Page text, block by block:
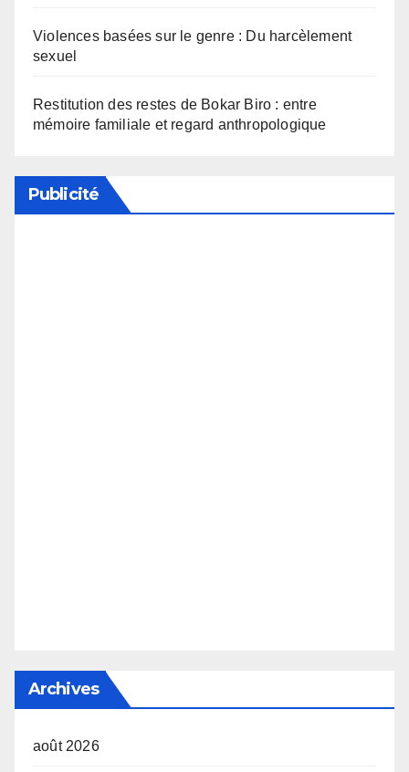
Violences basées sur le genre : Du harcèlement
sexuel
Restitution des restes de Bokar Biro : entre
mémoire familiale et regard anthropologique
Publicité
Archives
août 2026